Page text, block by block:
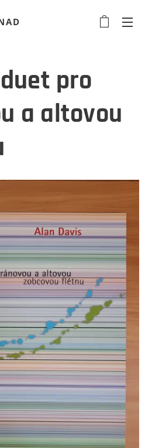
pro
a altovou